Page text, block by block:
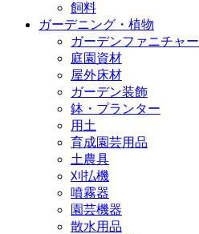
飼料
ガーデニング・植物
ガーデンファニチャー
庭園資材
屋外床材
ガーデン装飾
鉢・プランター
用土
育成園芸用品
土農具
刈払機
噴霧器
園芸機器
散水用品